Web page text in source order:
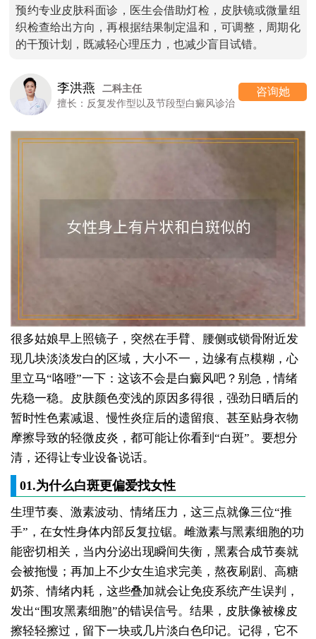
预约专业皮肤科面诊，医生会借助灯检，皮肤镜或微量组
织检查给出方向，再根据结果制定温和，可调整，周期化
的干预计划，既减轻心理压力，也减少盲目试错。
风诊治
咨询她
七科主任
擅长：女性/颜面型白癜风的诊
很多姑娘早上照镜子，突然在手臂、腰侧或锁骨附近发
现几块淡淡发白的区域，大小不一，边缘有点模糊，心
里立马“咯噔”一下：这该不会是白癜风吧？别急，情绪
先稳一稳。皮肤颜色变浅的原因多得很，强劲日晒后的
暂时性色素减退、慢性炎症后的遗留痕、甚至贴身衣物
摩擦导致的轻微皮炎，都可能让你看到“白斑”。要想分
清，还得让专业设备说话。
01.为什么白斑更偏爱找女性
生理节奏、激素波动、情绪压力，这三点就像三位“推
手”，在女性身体内部反复拉锯。雌激素与黑素细胞的功
能密切相关，当内分泌出现瞬间失衡，黑素合成节奏就
会被拖慢；再加上不少女生追求完美，熬夜刷剧、高糖
奶茶、情绪内耗，这些叠加就会让免疫系统产生误判，
发出“围攻黑素细胞”的错误信号。结果，皮肤像被橡皮
擦轻轻擦过，留下一块或几片淡白色印记。记得，它不